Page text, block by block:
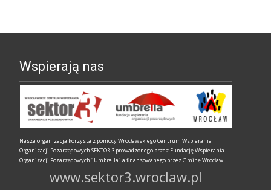
Wspierają nas
Nasza organizacja korzysta z pomocy Wrocławskiego Centrum Wspierania
Organizacji Pozarządowych SEKTOR 3 prowadzonego przez Fundację Wspierania
Organizacji Pozarządowych "Umbrella" a finansowanego przez Gminę Wrocław
www.sektor3.wroclaw.pl